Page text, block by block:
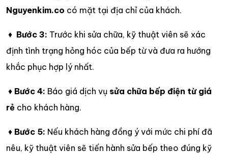
Nguyenkim.co có mặt tại địa chỉ của khách.
♦ Bước 3: Trước khi sửa chữa, kỹ thuật viên sẽ xác
định tình trạng hỏng hóc của bếp từ và đưa ra hướng
khắc phục hợp lý nhất.
♦ Bước 4: Báo giá dịch vụ sửa chữa bếp điện từ giá
rẻ cho khách hàng.
♦ Bước 5: Nếu khách hàng đồng ý với mức chi phí đã
nêu, kỹ thuật viên sẽ tiến hành sửa bếp theo đúng kỹ